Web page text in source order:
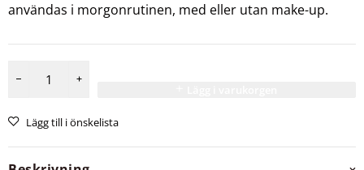
användas i morgonrutinen, med eller utan make-up.
Lägg till i önskelista